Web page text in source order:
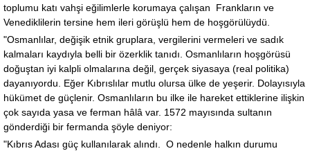
toplumu katı vahşi eğilimlerle korumaya çalışan Frankların ve
Venediklilerin tersine hem ileri görüşlü hem de hoşgörülüydü.
"Osmanlılar, değişik etnik gruplara, vergilerini vermeleri ve sadık
kalmaları kaydıyla belli bir özerklik tanıdı. Osmanlıların hoşgörüsü
doğuştan iyi kalpli olmalarına değil, gerçek siyasaya (real politika)
dayanıyordu. Eğer Kıbrıslılar mutlu olursa ülke de yeşerir. Dolayısıyla
hükümet de güçlenir. Osmanlıların bu ilke ile hareket ettiklerine ilişkin
çok sayıda yasa ve ferman hâlâ var. 1572 mayısında sultanın
gönderdiği bir fermanda şöyle deniyor:
"Kıbrıs Adası güç kullanılarak alındı. O nedenle halkın durumu